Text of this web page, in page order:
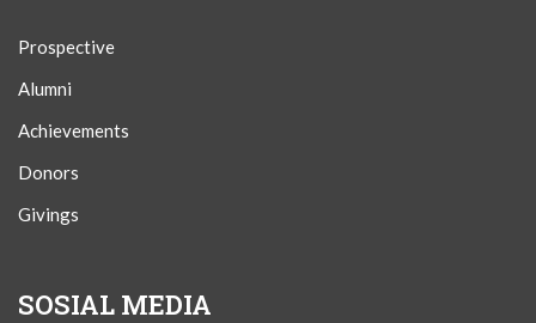
Prospective
Alumni
Achievements
Donors
Givings
SOSIAL MEDIA